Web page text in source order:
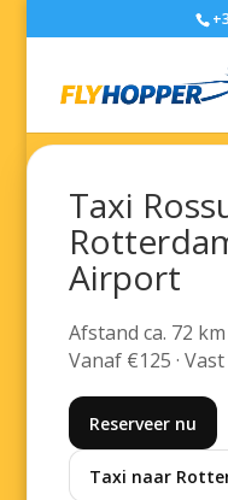
Taxi
Airport
Afstand ca. 72
Vanaf €125 ·
Reserveer nu
Taxi naar